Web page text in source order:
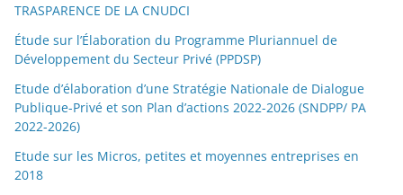
TRASPARENCE DE LA CNUDCI
Étude sur l’Élaboration du Programme Pluriannuel de
Développement du Secteur Privé (PPDSP)
Etude d’élaboration d’une Stratégie Nationale de Dialogue
Publique-Privé et son Plan d’actions 2022-2026 (SNDPP/ PA
2022-2026)
Etude sur les Micros, petites et moyennes entreprises en
2018